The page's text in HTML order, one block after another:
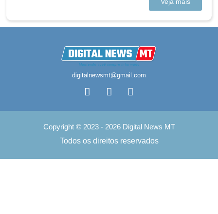
digitalnewsmt@gmail.com
Copyright © 2023 - 2026 Digital News MT
Todos os direitos reservados